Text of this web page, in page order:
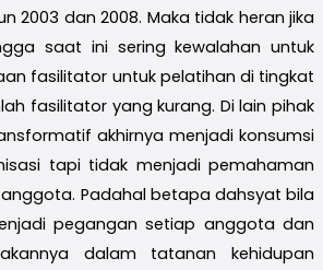
2003 dan 2008. Maka tidak heran jika
saat ini sering kewalahan untuk
fasilitator untuk pelatihan di tingkat
fasilitator yang kurang. Di lain pihak
akhirnya menjadi konsumsi
tapi tidak menjadi pemahaman
Padahal betapa dahsyat bila
pegangan setiap anggota dan
dalam tatanan kehidupan